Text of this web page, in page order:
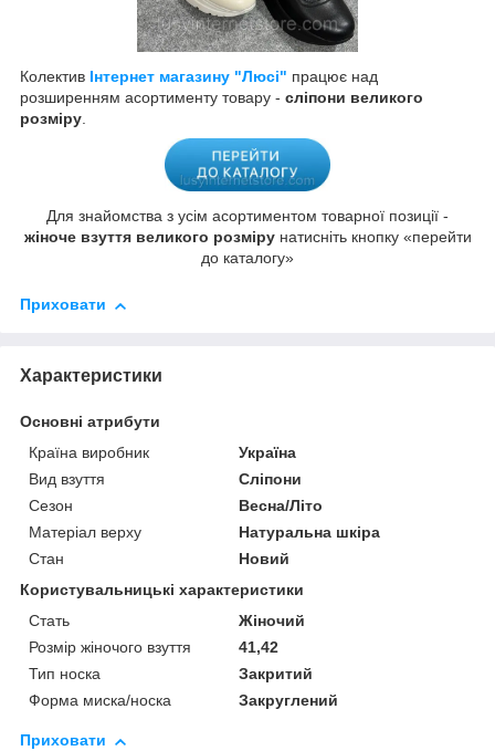
Колектив Інтернет магазину "Люсі" працює над
розширенням асортименту товару - сліпони великого
розміру.
Для знайомства з усім асортиментом товарної позиції -
жіноче взуття великого розмірунатисніть кнопку «перейти
до каталогу»
Приховати
Характеристики
Основні атрибути
Країна виробник
Україна
Вид взуття
Сліпони
Сезон
Весна/Літо
Матеріал верху
Натуральна шкіра
Стан
Новий
Користувальницькі характеристики
Стать
Жіночий
Розмір жіночого взуття
41,42
Тип носка
Закритий
Форма миска/носка
Закруглений
Приховати